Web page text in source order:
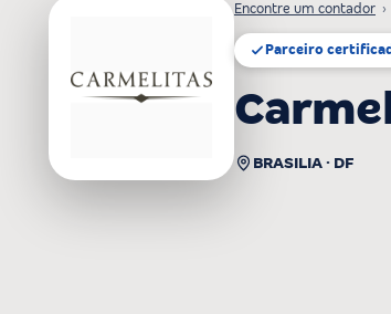
Encontre um contador ›
Parceiro
BRASILIA · DF